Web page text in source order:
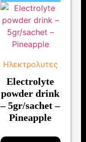
Ηλεκτρολυτες
Electrolyte
powder drink
– 5gr/sachet –
Pineapple